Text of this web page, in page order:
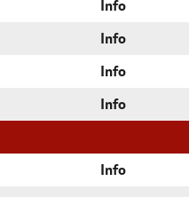
Info
Info
Info
Info
Info